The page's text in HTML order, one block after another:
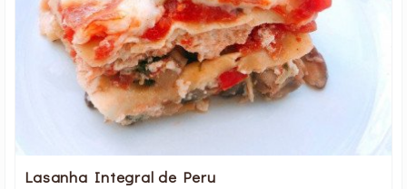
Lasanha Integral de Peru